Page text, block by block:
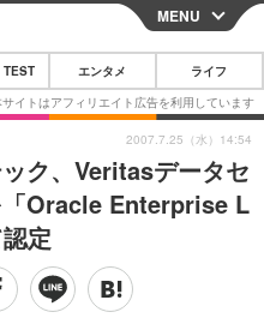
CLOSE
スマートフォン
ガジェット・ツール
その他
映画・ドラマ
MENU
TEST エンタメ ライフ
ク、Veritasデータセ
「Oracle Enterprise L
定
2007.7.25（水）14:54